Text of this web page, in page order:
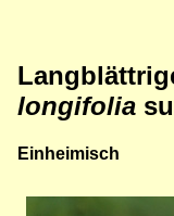
longifolia
Einheimisch